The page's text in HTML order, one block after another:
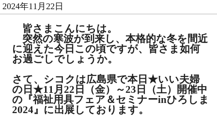
2024年11月22日
皆さまこんにちは。
突然の寒波が到来し、本格的な冬を間近
に迎えた今日この頃ですが、皆さま如何
お過ごしでしょうか。
さて、シコクは広島県で本日★いい夫婦
の日★11月22日（金）～23日（土）開催中
の『福祉用具フェア＆セミナーinひろしま
2024』に出展しております。